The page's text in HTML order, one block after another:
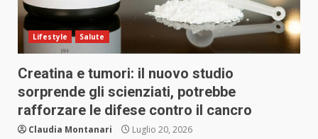
Lifestyle Salute
Creatina e tumori: il nuovo studio
sorprende gli scienziati, potrebbe
rafforzare le difese contro il cancro
Claudia Montanari Luglio 20, 2026